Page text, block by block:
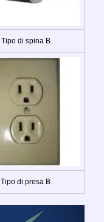
Tipo di spina B
Tipo di presa B